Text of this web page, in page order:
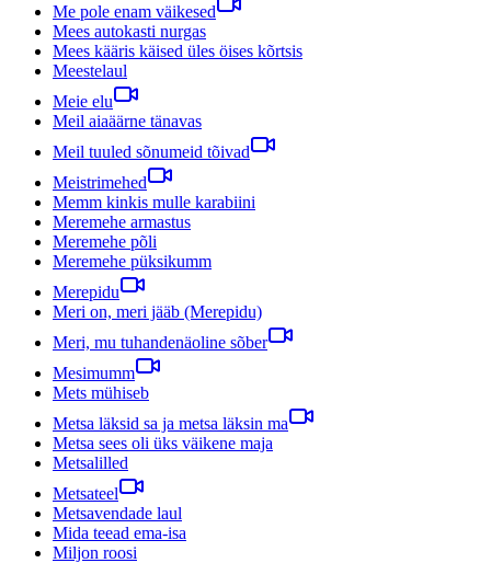
Me pole enam väikesed
Mees autokasti nurgas
Mees kääris käised üles öises kõrtsis
Meestelaul
Meie elu
Meil aiaäärne tänavas
Meil tuuled sõnumeid tõivad
Meistrimehed
Memm kinkis mulle karabiini
Meremehe armastus
Meremehe põli
Meremehe püksikumm
Merepidu
Meri on, meri jääb (Merepidu)
Meri, mu tuhandenäoline sõber
Mesimumm
Mets mühiseb
Metsa läksid sa ja metsa läksin ma
Metsa sees oli üks väikene maja
Metsalilled
Metsateel
Metsavendade laul
Mida teead ema-isa
Miljon roosi